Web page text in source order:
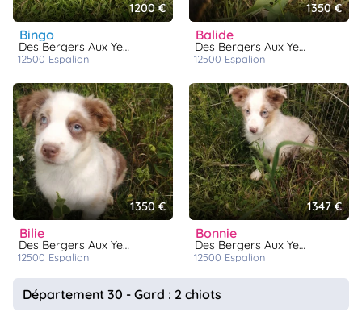
1200 €
bingo
Des Bergers Aux Yeux Bleus Azur
12500 espalion
1350 €
balide
Des Bergers Aux Yeux Bleus Azur
12500 espalion
1350 €
bilie
Des Bergers Aux Yeux Bleus Azur
12500 espalion
1347 €
bonnie
Des Bergers Aux Yeux Bleus Azur
12500 espalion
Département 30 - Gard : 2 chiots